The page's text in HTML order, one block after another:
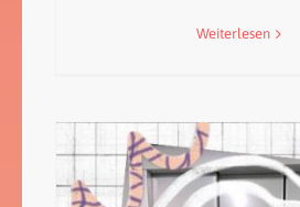
Weiterlesen